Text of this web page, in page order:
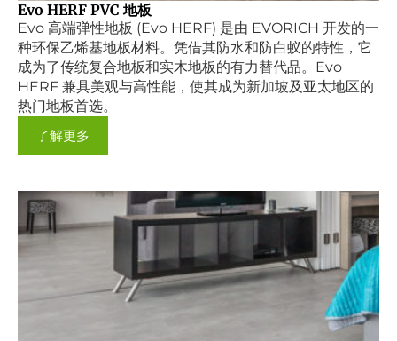
Evo HERF PVC 地板
Evo 高端弹性地板 (Evo HERF) 是由 EVORICH 开发的一
种环保乙烯基地板材料。凭借其防水和防白蚁的特性，它
成为了传统复合地板和实木地板的有力替代品。Evo
HERF 兼具美观与高性能，使其成为新加坡及亚太地区的
热门地板首选。
了解更多